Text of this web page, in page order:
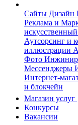
Сайты Дизайн
Реклама и
Аутсорсинг и
иллюстрации
Фото
Мессенджеры
Интернет-
и блокчейн
Магазин услуг
Конкурсы
Вакансии